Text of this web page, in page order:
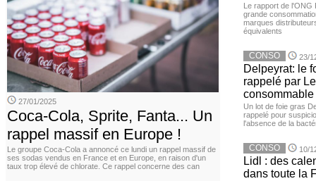
27/01/2025
Coca-Cola, Sprite, Fanta... Un
rappel massif en Europe !
Le groupe Coca-Cola a annoncé ce lundi un rappel massif de
ses sodas vendus en France et en Europe, en raison d'un
taux trop élevé de chlorate. Ce rappel concerne des can
Le rapport de l'ONG
grande
marques
équivalents
CONSO 23/
Delpeyrat: le
rappelé par
consommable
Un lot de foie gras
rappelé pour
l'absence de la
CONSO 10/
Lidl : des
dans toute la